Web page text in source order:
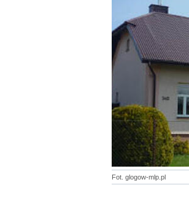
Fot. glogow-mlp.pl